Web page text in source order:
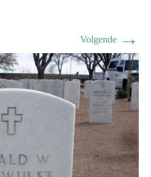
Volgende →